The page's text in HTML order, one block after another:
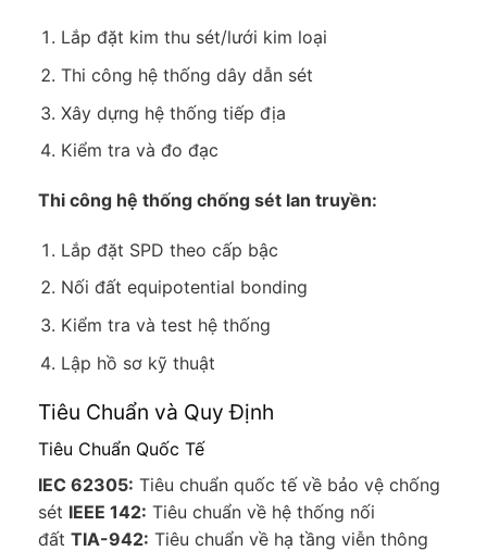
Lắp đặt kim thu sét/lưới kim loại
Thi công hệ thống dây dẫn sét
Xây dựng hệ thống tiếp địa
Kiểm tra và đo đạc
Thi công hệ thống chống sét lan truyền:
Lắp đặt SPD theo cấp bậc
Nối đất equipotential bonding
Kiểm tra và test hệ thống
Lập hồ sơ kỹ thuật
Tiêu Chuẩn và Quy Định
Tiêu Chuẩn Quốc Tế
IEC 62305: Tiêu chuẩn quốc tế về bảo vệ chống
sét IEEE 142: Tiêu chuẩn về hệ thống nối
đất TIA-942: Tiêu chuẩn về hạ tầng viễn thông